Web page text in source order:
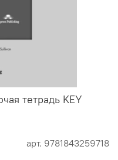
арт. 9781843259718
тетрадь KEY